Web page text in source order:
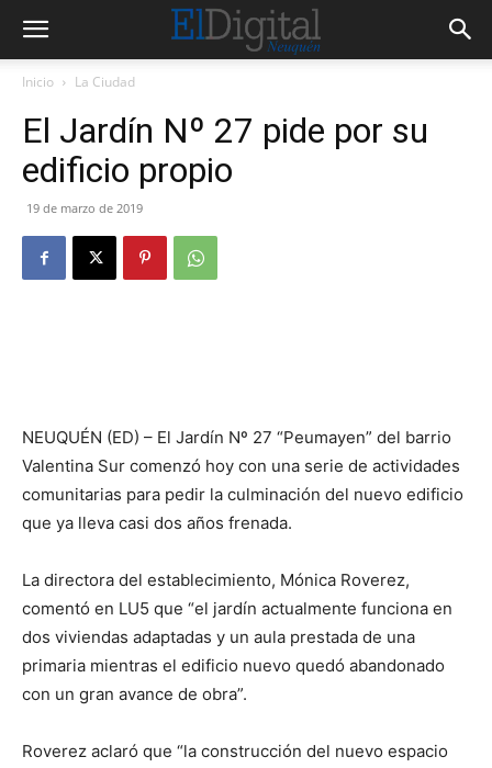
Inicio La Ciudad
El Jardín Nº 27 pide por su
edificio propio
19 de marzo de 2019
NEUQUÉN (ED) – El Jardín Nº 27 “Peumayen” del barrio
Valentina Sur comenzó hoy con una serie de actividades
comunitarias para pedir la culminación del nuevo edificio
que ya lleva casi dos años frenada.
La directora del establecimiento, Mónica Roverez,
comentó en LU5 que “el jardín actualmente funciona en
dos viviendas adaptadas y un aula prestada de una
primaria mientras el edificio nuevo quedó abandonado
con un gran avance de obra”.
Roverez aclaró que “la construcción del nuevo espacio